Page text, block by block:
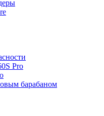
Pro
барабаном